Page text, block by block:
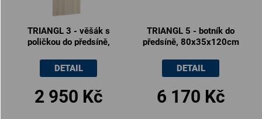
TRIANGL 3 - věšák s
poličkou do předsíně,
2 950 Kč
DETAIL
TRIANGL 5 - botník do
předsíně, 80x35x120cm
6 170 Kč
DETAIL